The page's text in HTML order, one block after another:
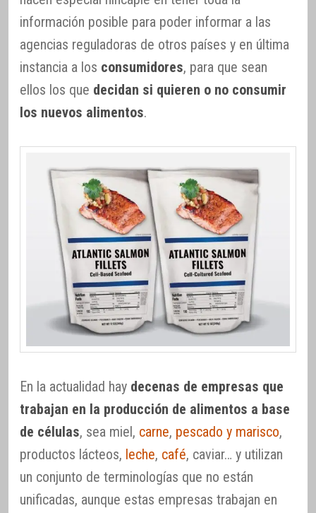
información posible para poder informar a las
agencias reguladoras de otros países y en última
instancia a los consumidores, para que sean
ellos los que decidan si quieren o no consumir
los nuevos alimentos.
En la actualidad hay decenas de empresas que
trabajan en la producción de alimentos a base
de células, sea miel, carne, pescado y marisco,
productos lácteos, leche, café, caviar… y utilizan
un conjunto de terminologías que no están
unificadas, aunque estas empresas trabajan en